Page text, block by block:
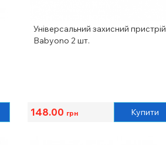
Універсальний захисний пристрій
Babyono 2 шт.
148.00 грн Купити